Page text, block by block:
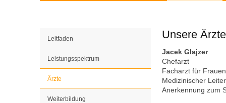
Leitfaden
Leistungsspektrum
Ärzte
Weiterbildung
Unsere Ärzte
Jacek Glajzer
Chefarzt
Facharzt für
Medizinischer
Anerkennung zum